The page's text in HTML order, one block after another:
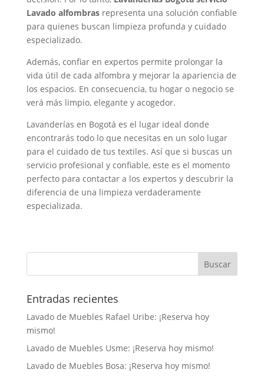
Lavado alfombrasrepresenta una solución confiable
para quienes buscan limpieza profunda y cuidado
especializado.
Además, confiar en expertos permite prolongar la
vida útil de cada alfombra y mejorar la apariencia de
los espacios. En consecuencia, tu hogar o negocio se
verá más limpio, elegante y acogedor.
Lavanderías en Bogotá es el lugar ideal donde
encontrarás todo lo que necesitas en un solo lugar
para el cuidado de tus textiles. Así que si buscas un
servicio profesional y confiable, este es el momento
perfecto para contactar a los expertos y descubrir la
diferencia de una limpieza verdaderamente
especializada.
Entradas recientes
Lavado de Muebles Rafael Uribe: ¡Reserva hoy
mismo!
Lavado de Muebles Usme: ¡Reserva hoy mismo!
Lavado de Muebles Bosa: ¡Reserva hoy mismo!